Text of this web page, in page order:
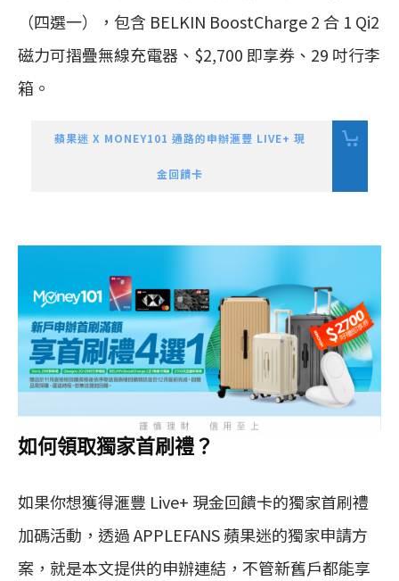
（四選一），包含 BELKIN BoostCharge 2 合 1 Qi2
磁力可摺疊無線充電器、$2,700 即享券、29 吋行李
箱。
蘋果迷 X MONEY101 通路的申辦滙豐 LIVE+ 現
金回饋卡
如何領取獨家首刷禮？
如果你想獲得滙豐 Live+ 現金回饋卡的獨家首刷禮
加碼活動，透過 APPLEFANS 蘋果迷的獨家申請方
案，就是本文提供的申辦連結，不管新舊戶都能享